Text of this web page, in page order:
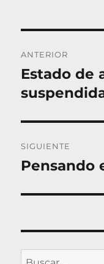
de
entradas
ANTERIOR
Entrada
anterior:
Estado de
SIGUIENTE
Entrada
Pensando
Buscar